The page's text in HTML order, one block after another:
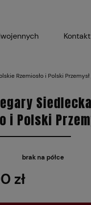
Kontakt
Rzemiosło i Polski
i Polski
brak na półce
zł